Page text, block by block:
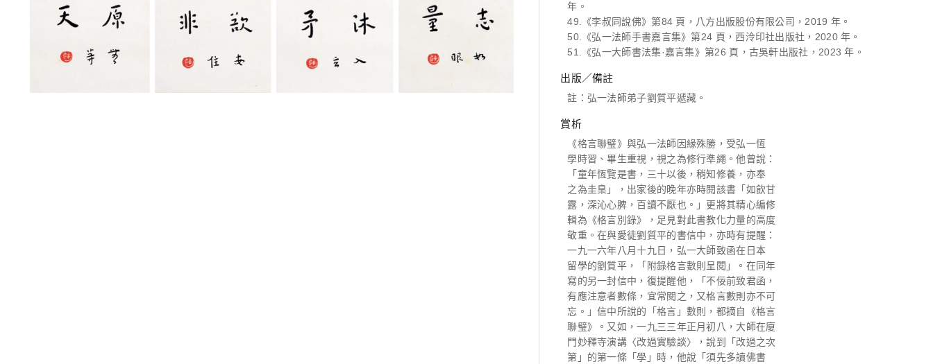
年。
49.《李叔同說佛》第84 頁，八方出版股份有限公司，2019 年。
50.《弘一法師手書嘉言集》第24 頁，西泠印社出版社，2020 年。
51.《弘一大師書法集·嘉言集》第26 頁，古吳軒出版社，2023 年。
出版／備註
註：弘一法師弟子劉質平遞藏。
賞析
《格言聯璧》與弘一法師因緣殊勝，受弘一恆
學時習、畢生重視，視之為修行準繩。他曾說：
「童年恆覽是書，三十以後，稍知修養，亦奉
之為圭臬」，出家後的晚年亦時閱該書「如飲甘
露，深沁心脾，百讀不厭也。」更將其精心編修
輯為《格言別錄》，足見對此書教化力量的高度
敬重。在與愛徒劉質平的書信中，亦時有提醒：
一九一六年八月十九日，弘一大師致函在日本
留學的劉質平，「附錄格言數則呈閱」。在同年
寫的另一封信中，復提醒他，「不佞前致君函，
有應注意者數條，宜常閱之，又格言數則亦不可
忘。」信中所說的「格言」數則，都摘自《格言
聯璧》。又如，一九三三年正月初八，大師在廈
門妙釋寺演講〈改過實驗談〉，說到「改過之次
第」的第一條「學」時，他說「須先多讀佛書